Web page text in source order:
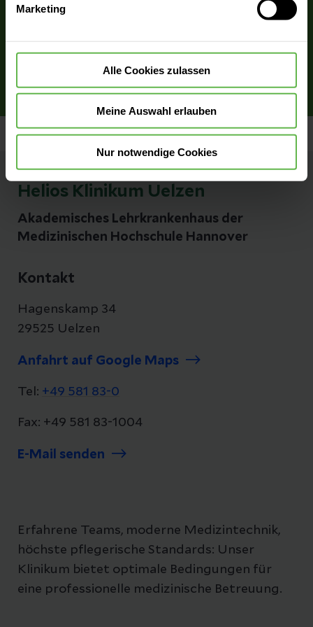
widerrufen.
Marketing
Alle Cookies zulassen
Meine Auswahl erlauben
Nur notwendige Cookies
Helios Klinikum Uelzen
Akademisches Lehrkrankenhaus der
Medizinischen Hochschule Hannover
Kontakt
Hagenskamp 34
29525 Uelzen
Anfahrt auf Google Maps
Tel: +49 581 83-0
Fax: +49 581 83-1004
E-Mail senden
Erfahrene Teams, moderne Medizintechnik,
höchste pflegerische Standards: Unser
Klinikum bietet optimale Bedingungen für
eine professionelle medizinische Betreuung.